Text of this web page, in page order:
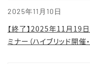
2025年11月10日
【終了】2025年11月19
ミナー（ハイブリッド開